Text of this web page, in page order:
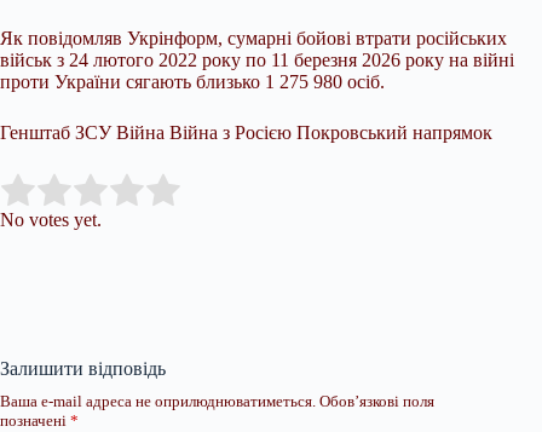
Як повідомляв Укрінформ, сумарні бойові втрати російських
військ з 24 лютого 2022 року по 11 березня 2026 року на війні
проти України сягають близько 1 275 980 осіб.
Генштаб ЗСУ Війна Війна з Росією Покровський напрямок
Rate this item:
No votes yet.
Залишити відповідь
Ваша e-mail адреса не оприлюднюватиметься. Обов’язкові поля
позначені *